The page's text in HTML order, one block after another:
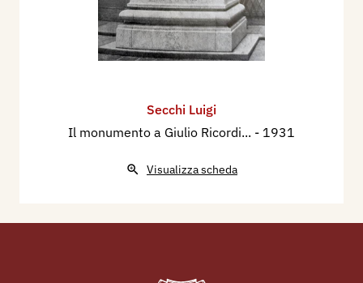
Secchi Luigi
Il monumento a Giulio Ricordi... - 1931
Visualizza scheda